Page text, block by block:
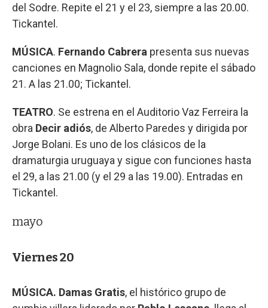
del Sodre. Repite el 21 y el 23, siempre a las 20.00.
Tickantel.
MÚSICA. Fernando Cabrera presenta sus nuevas
canciones en Magnolio Sala, donde repite el sábado
21. A las 21.00; Tickantel.
TEATRO. Se estrena en el Auditorio Vaz Ferreira la
obra Decir adiós, de Alberto Paredes y dirigida por
Jorge Bolani. Es uno de los clásicos de la
dramaturgia uruguaya y sigue con funciones hasta
el 29, a las 21.00 (y el 29 a las 19.00). Entradas en
Tickantel.
mayo
Viernes 20
MÚSICA. Damas Gratis, el histórico grupo de